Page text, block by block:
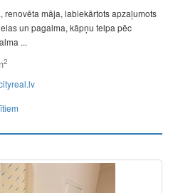
renovēta māja, labiekārtots apzaļumots
un pagalma, kāpņu telpa pēc
...
2